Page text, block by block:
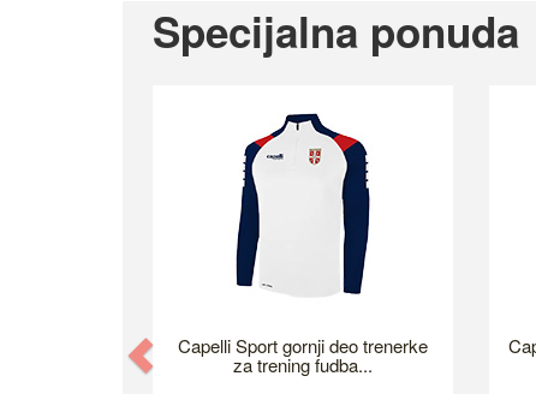
Specijalna ponuda
Capelli Sport gornji deo trenerke
za trening fudba...
Previous